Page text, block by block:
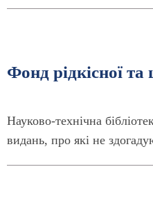
Фонд рідкісної
Науково-технічна
видань, про які не